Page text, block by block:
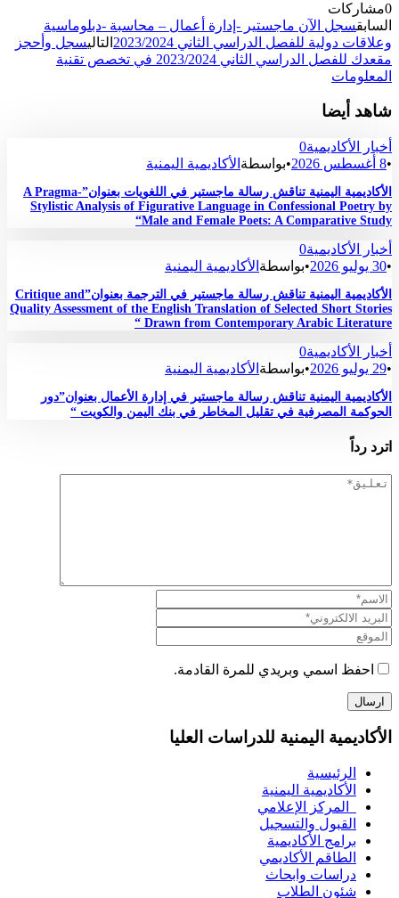
0مشاركات
السابقسجل الآن ماجستير -إدارة أعمال – محاسبة -دبلوماسية
وعلاقات دولية للفصل الدراسي الثاني 2023/2024
التاليسجل وأحجز
مقعدك للفصل الدراسي الثاني 2023/2024 في تخصص تقنية
المعلومات
شاهد أيضا
أخبار الأكاديمية0
•8 أغسطس 2026 •بواسطة الأكاديمية اليمنية
الأكاديمية اليمنية تناقش رسالة ماجستير في اللغويات بعنوان”A Pragma-
Stylistic Analysis of Figurative Language in Confessional Poetry by
Male and Female Poets: A Comparative Study“
أخبار الأكاديمية0
•30 يوليو 2026 •بواسطة الأكاديمية اليمنية
الأكاديمية اليمنية تناقش رسالة ماجستير في الترجمة بعنوان”Critique and
Quality Assessment of the English Translation of Selected Short Stories
Drawn from Contemporary Arabic Literature “
أخبار الأكاديمية0
•29 يوليو 2026 •بواسطة الأكاديمية اليمنية
الأكاديمية اليمنية تناقش رسالة ماجستير في إدارة الأعمال بعنوان”دور
الحوكمة المصرفية في تقليل المخاطر في بنك اليمن والكويت “
اترد رداً
احفظ اسمي وبريدي للمرة القادمة.
الأكاديمية اليمنية للدراسات العليا
الرئيسية
الأكاديمية اليمنية
المركز الإعلامي
القبول والتسجيل
برامج الأكاديمية
الطاقم الأكاديمي
دراسات وابحاث
شئون الطلاب